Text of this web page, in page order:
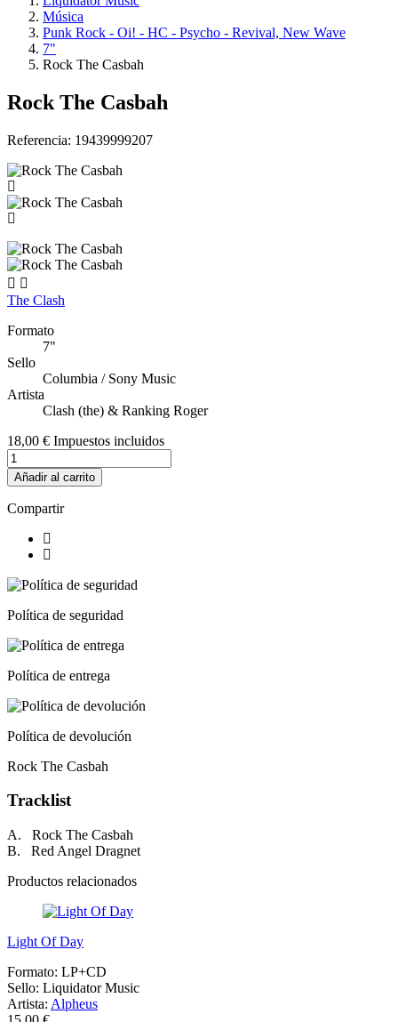
Música
Punk Rock - Oi! - HC - Psycho - Revival, New Wave
7"
Rock The Casbah
Rock The Casbah
Referencia: 19439999207
 
The Clash
Formato
7"
Sello
Columbia / Sony Music
Artista
Clash (the) & Ranking Roger
18,00 € Impuestos incluidos
Añadir al carrito
Compartir
Política de seguridad
Política de entrega
Política de devolución
Rock The Casbah
Tracklist
A. Rock The Casbah
B. Red Angel Dragnet
Productos relacionados
Light Of Day
Formato: LP+CD
Sello: Liquidator Music
Artista: Alpheus